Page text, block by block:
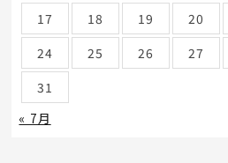
17
18 19 20
24
25 26 27
31
« 7月